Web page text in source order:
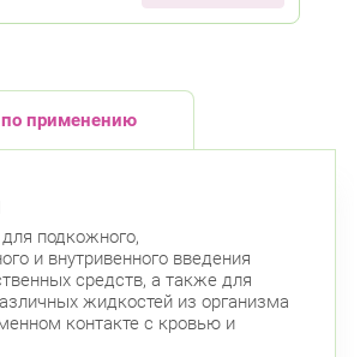
применению
подкожного,
и внутривенного введения
средств, а также для
жидкостей из организма
контакте с кровью и